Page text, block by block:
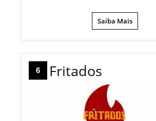
Saiba Mais
6 Fritados